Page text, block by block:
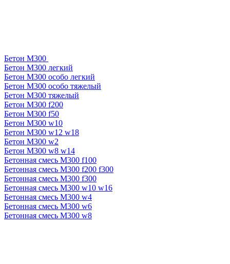
Бетон М300
Бетон М300 легкий
Бетон М300 особо легкий
Бетон М300 особо тяжелый
Бетон М300 тяжелый
Бетон М300 f200
Бетон М300 f50
Бетон М300 w10
Бетон М300 w12 w18
Бетон М300 w2
Бетон М300 w8 w14
Бетонная смесь М300 f100
Бетонная смесь М300 f200 f300
Бетонная смесь М300 f300
Бетонная смесь М300 w10 w16
Бетонная смесь М300 w4
Бетонная смесь М300 w6
Бетонная смесь М300 w8